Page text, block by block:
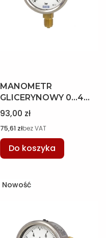
MANOMETR
GLICERYNOWY 0...4
BAR 63MM WYJŚCIE
DOLNE, WIKA
12076091
Cena
93,00 zł
Cena
75,61 złbez VAT
Do koszyka
Nowość